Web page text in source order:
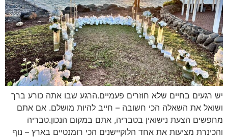
יש רגעים בחיים שלא חוזרים פעמיים.הרגע שבו אתה כורע ברך
ושואל את השאלה הכי חשובה – חייב להיות מושלם. אם אתם
מחפשים הצעת נישואין בטבריה, אתם במקום הנכון.טבריה
והכינרת מציעות את אחד הלוקיישנים הכי רומנטיים בארץ – נוף